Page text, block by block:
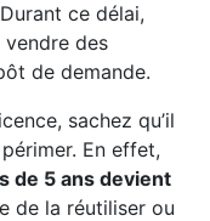
ce délai,
vendre des
de demande.
sachez qu’il
En effet,
de 5 ans devient
de la réutiliser ou